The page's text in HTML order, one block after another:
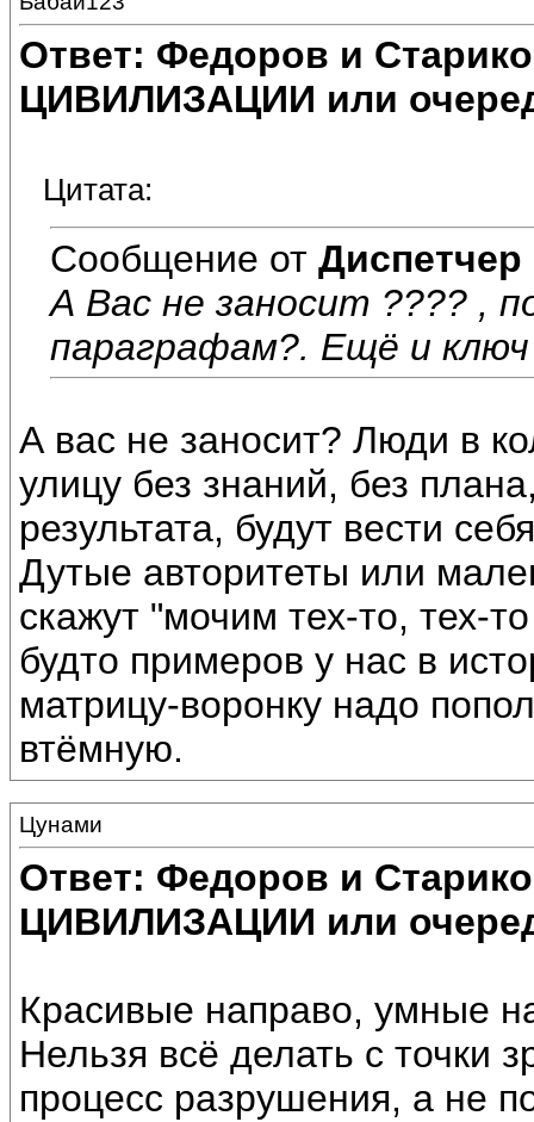
Ответ: Федоров и
ЦИВИЛИЗАЦИИ или
Цитата:
Сообщение от Диспетчер
А Вас не заносит ???? ,
параграфам?. Ещё и
А вас не заносит? Люди в
улицу без знаний, без
результата, будут вести
Дутые авторитеты или
скажут "мочим тех-то, тех-
будто примеров у нас в
матрицу-воронку надо
втёмную.
Цунами
Ответ: Федоров и
ЦИВИЛИЗАЦИИ или
Красивые направо, умные
Нельзя всё делать с точки
процесс разрушения, а не